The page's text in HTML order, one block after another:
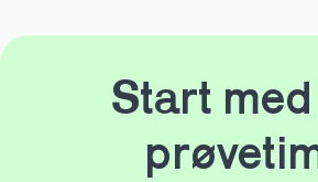
Start med